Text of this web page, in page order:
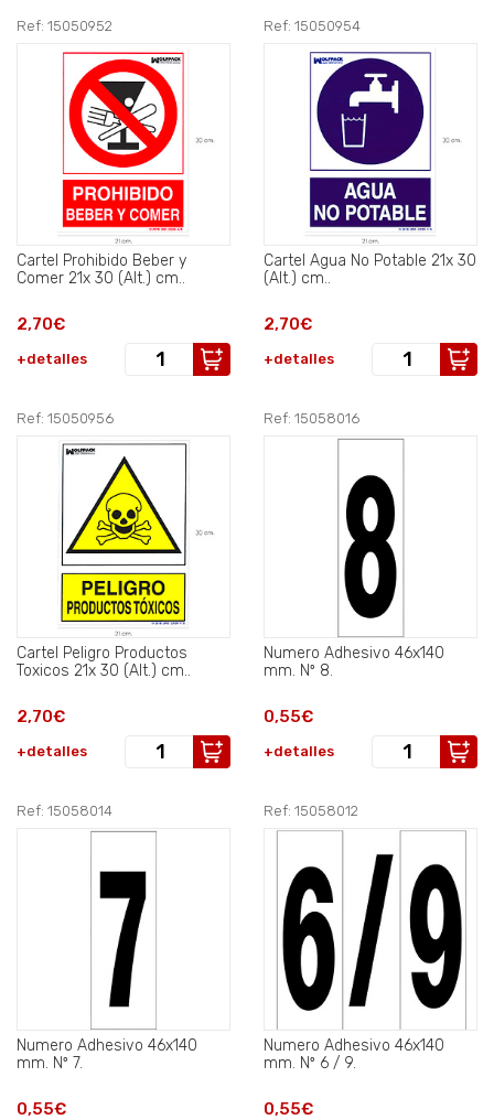
Ref: 15050952
Cartel Prohibido Beber y
Comer 21x 30 (Alt.) cm..
2,70€
+detalles
Ref: 15050954
Cartel Agua No Potable 21x 30
(Alt.) cm..
2,70€
+detalles
Ref: 15050956
Cartel Peligro Productos
Toxicos 21x 30 (Alt.) cm..
2,70€
+detalles
Ref: 15058016
Numero Adhesivo 46x140
mm. Nº 8.
0,55€
+detalles
Ref: 15058014
Numero Adhesivo 46x140
mm. Nº 7.
0,55€
Ref: 15058012
Numero Adhesivo 46x140
mm. Nº 6 / 9.
0,55€